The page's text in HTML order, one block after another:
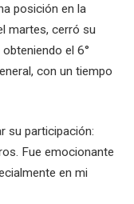
posición en la
martes, cerró su
el 6°
con un tiempo
su participación:
Fue emocionante
en mi